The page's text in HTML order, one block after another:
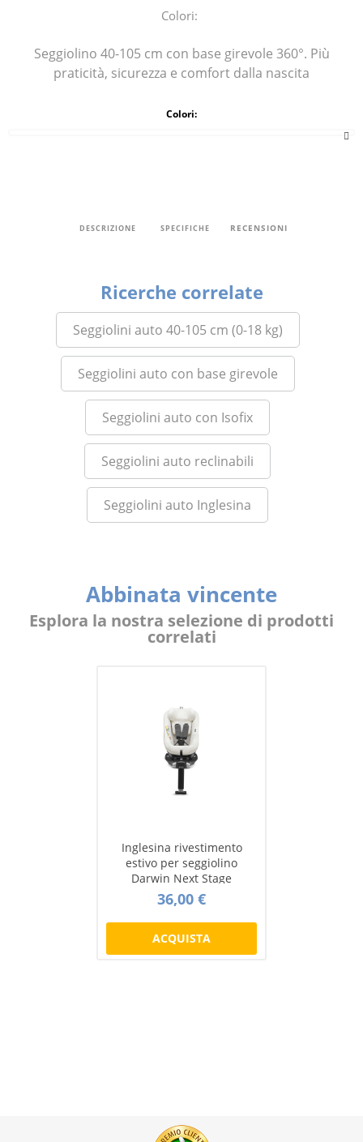
Colori:
Seggiolino 40-105 cm con base girevole 360°. Più
praticità, sicurezza e comfort dalla nascita
Colori:
DESCRIZIONE SPECIFICHE RECENSIONI
Ricerche correlate
Seggiolini auto 40-105 cm (0-18 kg)
Seggiolini auto con base girevole
Seggiolini auto con Isofix
Seggiolini auto reclinabili
Seggiolini auto Inglesina
Abbinata vincente
Esplora la nostra selezione di prodotti
correlati
Inglesina rivestimento
estivo per seggiolino
Darwin Next Stage
36,00 €
ACQUISTA